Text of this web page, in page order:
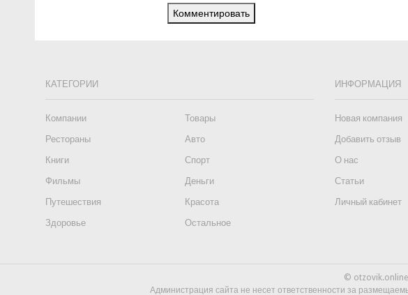
Комментировать
КАТЕГОРИИ
Компании
Товары
Рестораны
Авто
Книги
Спорт
Фильмы
Деньги
Путешествия
Красота
Здоровье
Остальное
ИНФОРМАЦИЯ
Новая компания
Добавить отзыв
О нас
Статьи
Личный кабинет
© otzovik.online
Администрация сайта не несет ответственности за